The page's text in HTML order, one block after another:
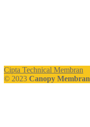
Cipta Technical Membran
© 2023 Canopy Membran